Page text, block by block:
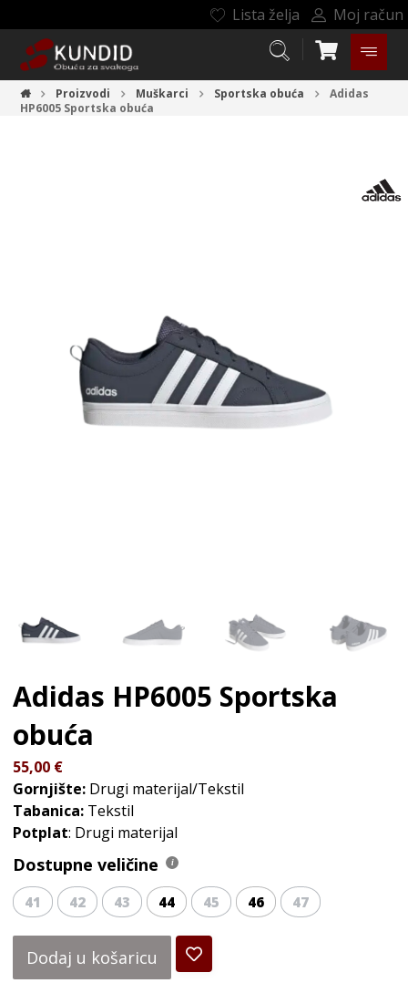
Lista želja Moj račun
Proizvodi Muškarci Sportska obuća
Adidas
HP6005 Sportska obuća
Adidas HP6005 Sportska
obuća
55,00 €
Gornjište: Drugi materijal/Tekstil
Tabanica: Tekstil
Potplat: Drugi materijal
Dostupne veličine
41 42 43 44 45 46 47
Dodaj u košaricu